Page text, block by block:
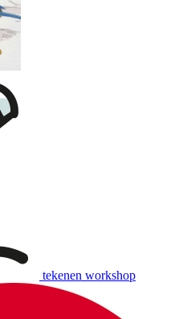
tekenen workshop